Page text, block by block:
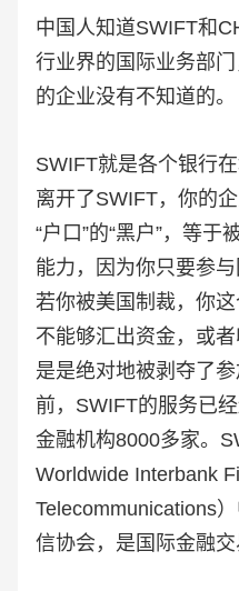
中国人知道SWIFT和
行业界的国际业务部
的企业没有不知道的。
SWIFT就是各个银行在
离开了SWIFT，你的
“户口”的“黑户”，等于
能力，因为你只要参
若你被美国制裁，你
不能够汇出资金，或
是是绝对地被剥夺了
前，SWIFT的服务已
金融机构8000多家。
Worldwide Interbank
Telecommunications
信协会，是国际金融交